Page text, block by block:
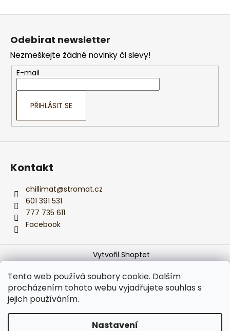
Tento web používá soubory cookie. Dalším
procházením tohoto webu vyjadřujete souhlas s
jejich používáním.
Nastavení
Z
Odebírat newsletter
Nezmeškejte žádné novinky či slevy!
E-mail
PŘIHLÁSIT SE
Kontakt
chillimat@stromat.cz
601 391 531
777 735 611
Facebook
Vytvořil Shoptet
vyhrazena.Upravit nastavení cookies